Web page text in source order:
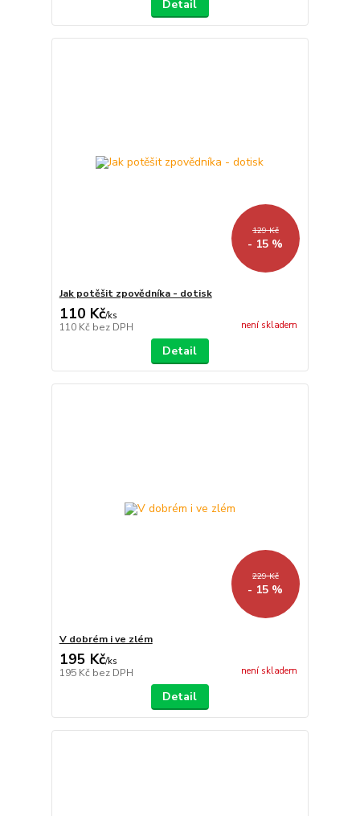
Detail
129 Kč
- 15 %
Jak potěšit zpovědníka - dotisk
110 Kč/ks
110 Kč bez DPH není skladem
Detail
229 Kč
- 15 %
V dobrém i ve zlém
195 Kč/ks
195 Kč bez DPH není skladem
Detail